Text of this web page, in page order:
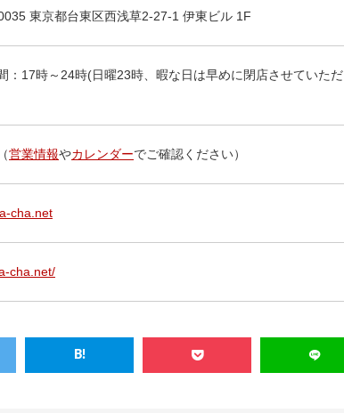
東京都台東区西浅草2-27-1 伊東ビル 1F
：17時～24時(日曜23時、暇な日は早めに閉店させていただ
営業情報やカレンダーでご確認ください）
cha.net
cha.net/